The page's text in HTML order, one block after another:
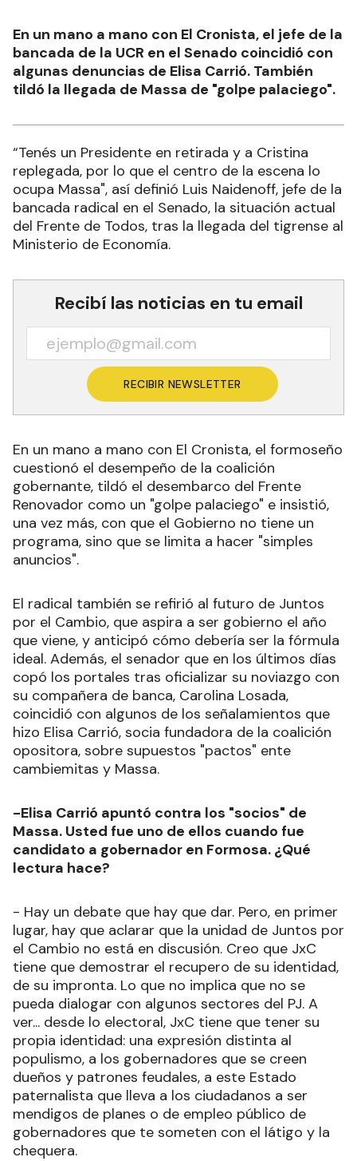
En un mano a mano con El Cronista, el jefe de la
bancada de la UCR en el Senado coincidió con
algunas denuncias de Elisa Carrió. También
tildó la llegada de Massa de "golpe palaciego".
“Tenés un Presidente en retirada y a Cristina
replegada, por lo que el centro de la escena lo
ocupa Massa", así definió Luis Naidenoff, jefe de la
bancada radical en el Senado, la situación actual
del Frente de Todos, tras la llegada del tigrense al
Ministerio de Economía.
Recibí las noticias en tu email
RECIBIR NEWSLETTER
En un mano a mano con El Cronista, el formoseño
cuestionó el desempeño de la coalición
gobernante, tildó el desembarco del Frente
Renovador como un "golpe palaciego" e insistió,
una vez más, con que el Gobierno no tiene un
programa, sino que se limita a hacer "simples
anuncios".
El radical también se refirió al futuro de Juntos
por el Cambio, que aspira a ser gobierno el año
que viene, y anticipó cómo debería ser la fórmula
ideal. Además, el senador que en los últimos días
copó los portales tras oficializar su noviazgo con
su compañera de banca, Carolina Losada,
coincidió con algunos de los señalamientos que
hizo Elisa Carrió, socia fundadora de la coalición
opositora, sobre supuestos "pactos" ente
cambiemitas y Massa.
-Elisa Carrió apuntó contra los "socios" de
Massa. Usted fue uno de ellos cuando fue
candidato a gobernador en Formosa. ¿Qué
lectura hace?
- Hay un debate que hay que dar. Pero, en primer
lugar, hay que aclarar que la unidad de Juntos por
el Cambio no está en discusión. Creo que JxC
tiene que demostrar el recupero de su identidad,
de su impronta. Lo que no implica que no se
pueda dialogar con algunos sectores del PJ. A
ver... desde lo electoral, JxC tiene que tener su
propia identidad: una expresión distinta al
populismo, a los gobernadores que se creen
dueños y patrones feudales, a este Estado
paternalista que lleva a los ciudadanos a ser
mendigos de planes o de empleo público de
gobernadores que te someten con el látigo y la
chequera.